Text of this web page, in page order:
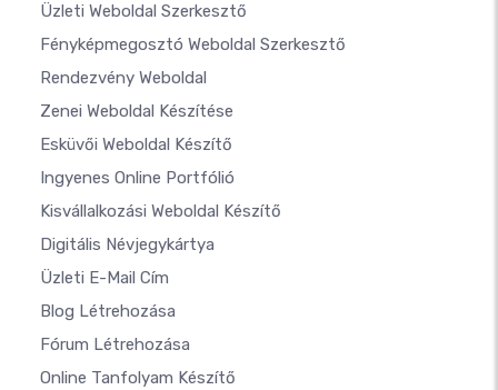
Üzleti Weboldal Szerkesztő
Fényképmegosztó Weboldal Szerkesztő
Rendezvény Weboldal
Zenei Weboldal Készítése
Esküvői Weboldal Készítő
Ingyenes Online Portfólió
Kisvállalkozási Weboldal Készítő
Digitális Névjegykártya
Üzleti E-Mail Cím
Blog Létrehozása
Fórum Létrehozása
Online Tanfolyam Készítő